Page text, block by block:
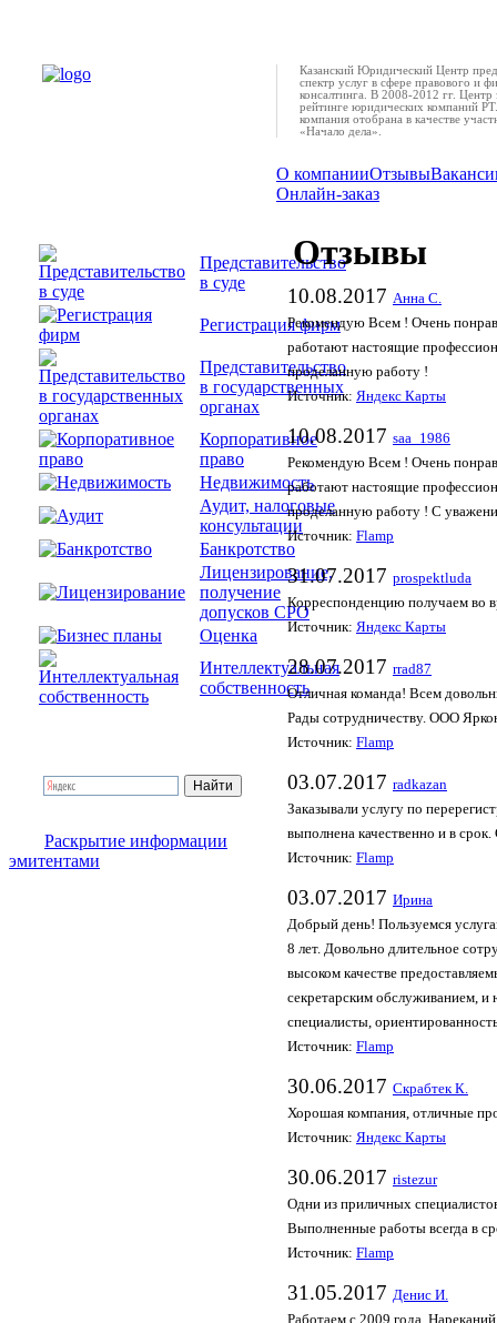
Представительство
в суде
Регистрация фирм
Представительство
в государственных
органах
Корпоративное
право
Недвижимость
Аудит, налоговые
консультации
Банкротство
Лицензирование,
получение
допусков СРО
Оценка
Интеллектуальная
собственность
Раскрытие информации
эмитентами
Казанский Юридический Центр
спектр услуг в сфере правового и
консалтинга. В 2008-2012 гг. Центр
рейтинге юридических компаний
компания отобрана в качестве
«Начало дела».
О компанииОтзывы
Онлайн-заказ
Отзывы
10.08.2017 Анна С.
Рекомендую Всем ! Очень
работают настоящие
проделанную работу !
Источник: Яндекс Карты
10.08.2017 saa_1986
Рекомендую Всем ! Очень
работают настоящие
проделанную работу ! С
Источник: Flamp
31.07.2017 prospektluda
Корреспонденцию получаем во
Источник: Яндекс Карты
28.07.2017 rrad87
Отличная команда! Всем
Рады сотрудничеству. ООО
Источник: Flamp
03.07.2017 radkazan
Заказывали услугу по
выполнена качественно и в
Источник: Flamp
03.07.2017 Ирина
Добрый день! Пользуемся
8 лет. Довольно длительное
высоком качестве
секретарским обслуживанием,
специалисты,
Источник: Flamp
30.06.2017 Скрабтек К.
Хорошая компания, отличные
Источник: Яндекс Карты
30.06.2017 ristezur
Одни из приличных
Выполненные работы всегда в
Источник: Flamp
31.05.2017 Денис И.
Работаем с 2009 года.